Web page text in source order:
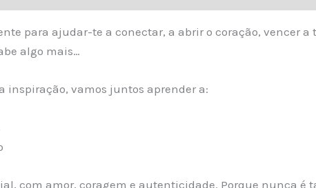
para ajudar-te a conectar, a abrir o coração, vencer
algo mais…
inspiração, vamos juntos aprender a:
com amor, coragem e autenticidade. Porque nunca é